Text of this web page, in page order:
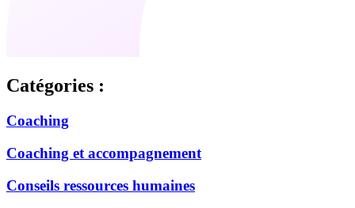
Catégories :
Coaching
Coaching et accompagnement
Conseils ressources humaines